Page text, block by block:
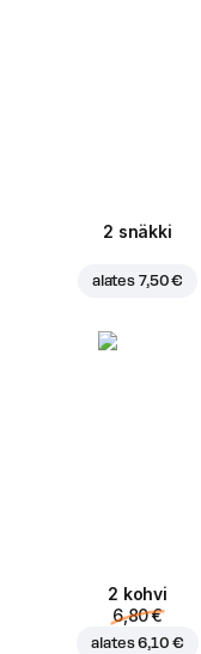
2 snäkki
alates 7,50 €
2 kohvi
6,80 €
alates6,10 €